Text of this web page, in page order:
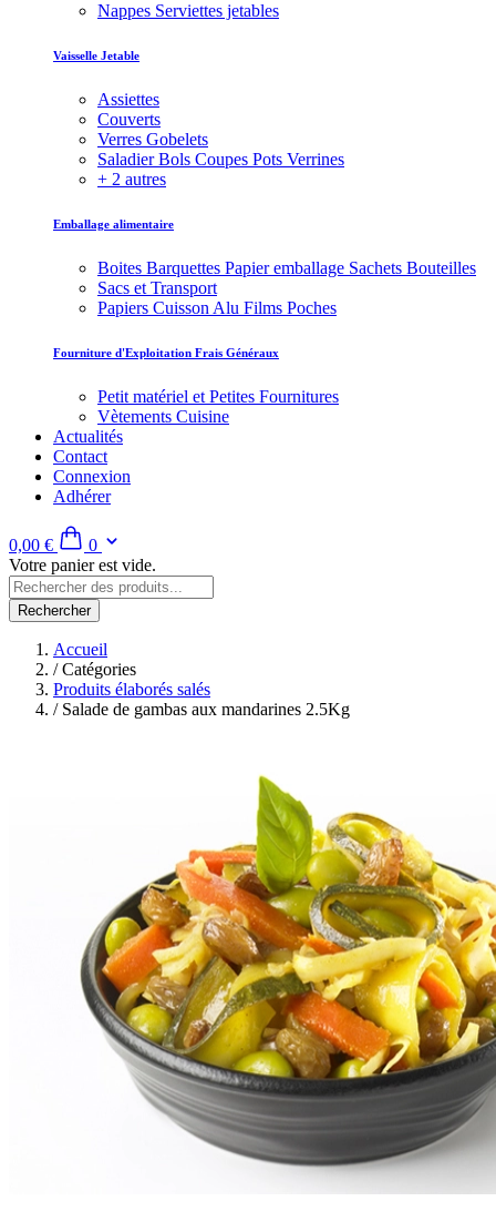
Nappes Serviettes jetables
Vaisselle Jetable
Assiettes
Couverts
Verres Gobelets
Saladier Bols Coupes Pots Verrines
+ 2 autres
Emballage alimentaire
Boites Barquettes Papier emballage Sachets Bouteilles
Sacs et Transport
Papiers Cuisson Alu Films Poches
Fourniture d'Exploitation Frais Généraux
Petit matériel et Petites Fournitures
Vètements Cuisine
Actualités
Contact
Connexion
Adhérer
0,00 €
0
Votre panier est vide.
Rechercher
Accueil
/Catégories
Produits élaborés salés
/Salade de gambas aux mandarines 2.5Kg